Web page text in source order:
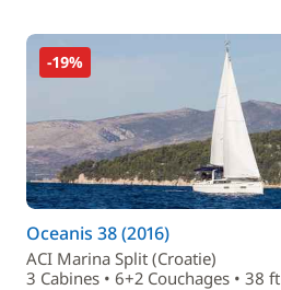
-19%
Oceanis 38 (2016)
ACI Marina Split (Croatie)
3 Cabines • 6+2 Couchages • 38 ft